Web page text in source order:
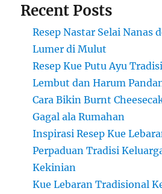
Recent Posts
Resep Nastar Selai Nanas
Lumer di Mulut
Resep Kue Putu Ayu
Lembut dan Harum
Cara Bikin Burnt
Gagal ala Rumahan
Inspirasi Resep Kue
Perpaduan Tradisi
Kekinian
Kue Lebaran Tradisional